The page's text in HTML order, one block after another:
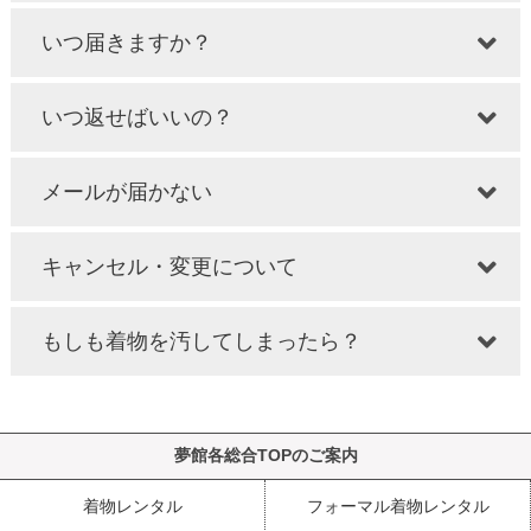
いつ届きますか？
いつ返せばいいの？
メールが届かない
キャンセル・変更について
もしも着物を汚してしまったら？
夢館各総合TOPのご案内
着物レンタル フォーマル着物レンタル